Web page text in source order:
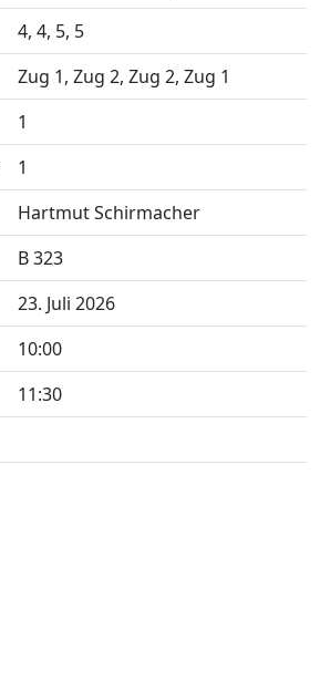
4, 4, 5, 5
Zug 1, Zug 2, Zug 2, Zug 1
1
1
Hartmut Schirmacher
B 323
23. Juli 2026
10:00
11:30